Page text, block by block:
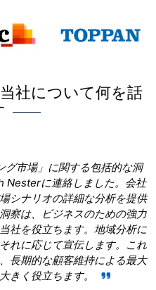
社について何を話
的な洞
た。会社
析を提供
めの強力
域分析に
す。これ
よる最大
Research
とって最良の決断
ん。 私たちは「真
ぎたいと考えてい
青写真を作成する
は、従うべき勝利
ビゲートするのに役